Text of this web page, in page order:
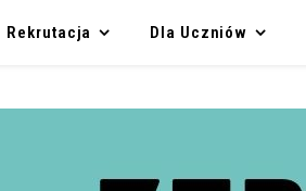
Rekrutacja Dla Uczniów